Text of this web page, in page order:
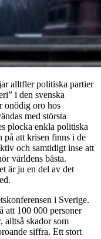
alltfler politiska partier
i den svenska
onödig oro hos
med största
plocka enkla politiska
på att krisen finns i de
och samtidigt inse att
världens bästa.
är ju en del av det
i Sverige.
att 100 000 personer
alltså skador som
siffra. Ett stort